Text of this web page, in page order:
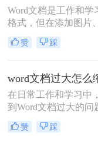
Word文档是工作和学
格式，但在添加图片
体元素后，文件大小
加。大型Word文件不
便。幸运的是，有多
Word文件，减小其大
件太大了怎么压缩呢
种实用的压缩方法。
赞 踩
在日常工作和学习中
到Word文档过大的问
用大量的存储空间，
享时也会带来诸多不
赞 踩